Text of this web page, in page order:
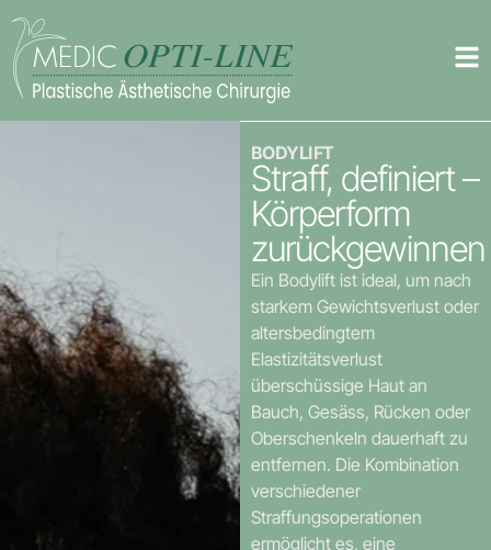
BODYLIFT
Straff, definiert –
Körperform
zurückgewinnen
Ein Bodylift ist ideal, um nach
starkem Gewichtsverlust oder
altersbedingtem
Elastizitätsverlust
überschüssige Haut an
Bauch, Gesäss, Rücken oder
Oberschenkeln dauerhaft zu
entfernen. Die Kombination
verschiedener
Straffungsoperationen
ermöglicht es, eine